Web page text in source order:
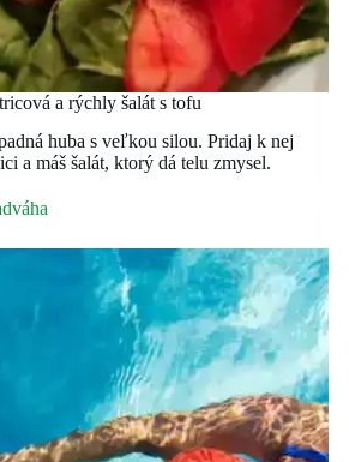
a rýchly šalát s tofu
huba s veľkou silou. Pridaj k nej
a máš šalát, ktorý dá telu zmysel.